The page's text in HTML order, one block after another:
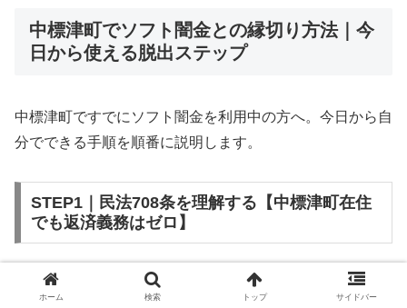
中標津町でソフト闇金との縁切り方法｜今
日から使える脱出ステップ
中標津町ですでにソフト闇金を利用中の方へ。今日から自
分でできる手順を順番に説明します。
STEP1｜民法708条を理解する【中標津町在住
でも返済義務はゼロ】
ソフト闇金を含む闇金との金銭消費貸借契約は、公序良俗
ホーム 検索 トップ サイドバー